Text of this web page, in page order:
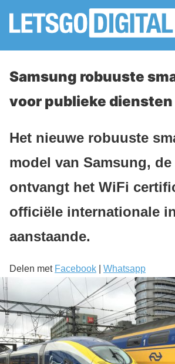
Samsung robuuste
voor publieke diensten
Het nieuwe robuuste
model van Samsung, de
ontvangt het WiFi
officiële internationale
aanstaande.
Delen met Facebook Whatsapp